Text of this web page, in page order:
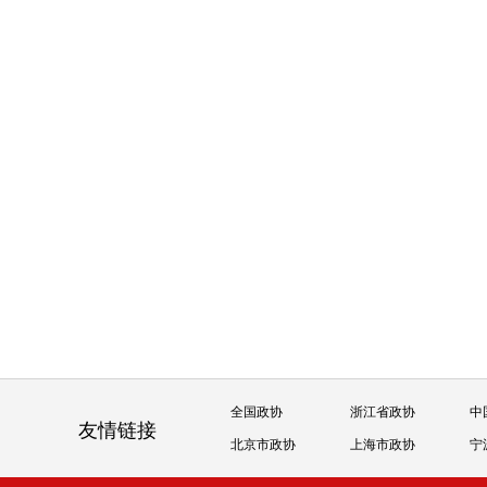
友情链接
全国政协 浙江省政协 中
北京市政协 上海市政协 宁